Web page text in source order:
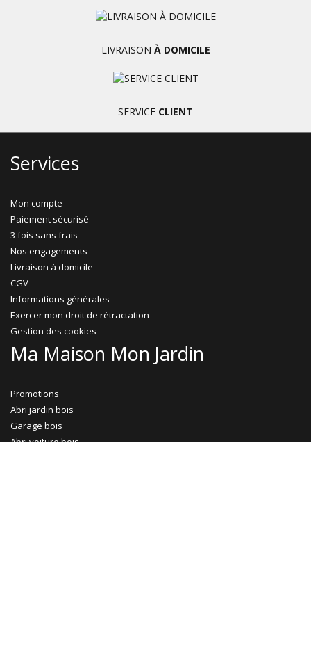
LIVRAISON À DOMICILE
SERVICE CLIENT
Services
Mon compte
Paiement sécurisé
3 fois sans frais
Nos engagements
Livraison à domicile
CGV
Informations générales
Exercer mon droit de rétractation
Gestion des cookies
Ma Maison Mon Jardin
Promotions
Abri jardin bois
Garage bois
Abri voiture bois